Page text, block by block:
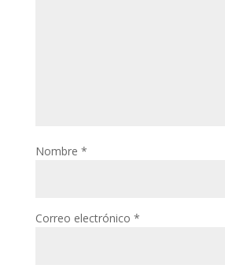
Nombre *
Correo electrónico *